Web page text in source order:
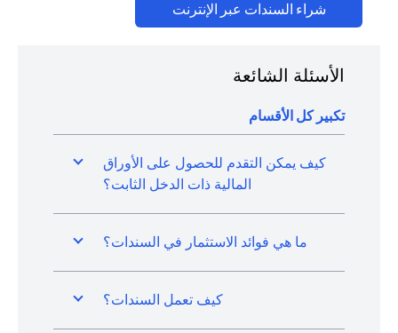
شراء السندات عبر الإنترنت
الأسئلة الشائعة
تكبير كل الأقسام
كيف يمكن التقدم للحصول على الأوراق
المالية ذات الدخل الثابت؟
ما هي فوائد الاستثمار في السندات؟
كيف تعمل السندات؟